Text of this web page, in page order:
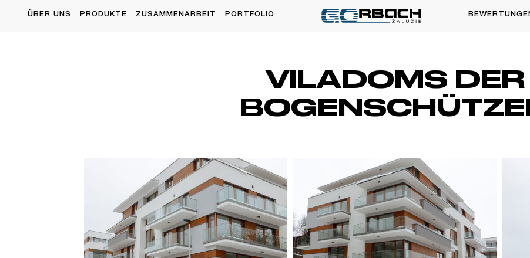
ÜBER UNS PRODUKTE ZUSAMMENARBEIT PORTFOLIO
VILADOMS DER